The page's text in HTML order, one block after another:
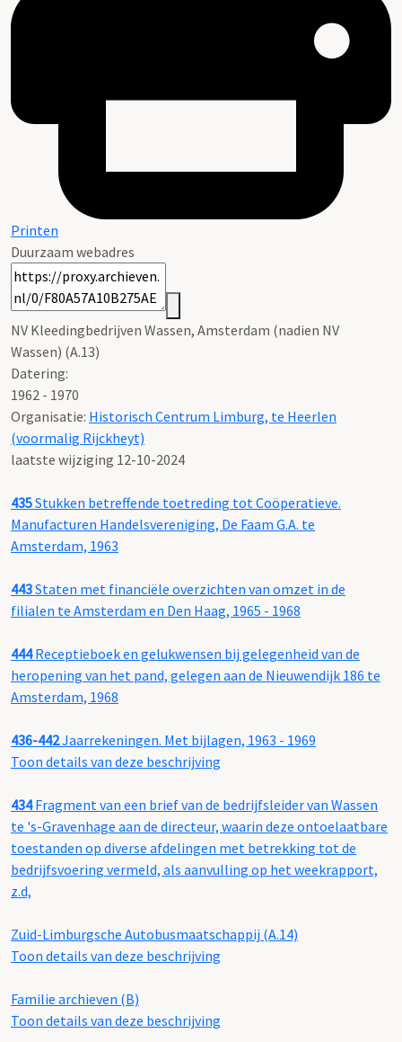
Printen
Duurzaam webadres
NV Kleedingbedrijven Wassen, Amsterdam (nadien NV
Wassen) (A.13)
Datering:
1962 - 1970
Organisatie: Historisch Centrum Limburg, te Heerlen
(voormalig Rijckheyt)
laatste wijziging 12-10-2024
435Stukken betreffende toetreding tot Coöperatieve.
Manufacturen Handelsvereniging, De Faam G.A. te
Amsterdam, 1963
443Staten met financiële overzichten van omzet in de
filialen te Amsterdam en Den Haag, 1965 - 1968
444Receptieboek en gelukwensen bij gelegenheid van de
heropening van het pand, gelegen aan de Nieuwendijk 186 te
Amsterdam, 1968
436-442Jaarrekeningen. Met bijlagen, 1963 - 1969
Toon details van deze beschrijving
434Fragment van een brief van de bedrijfsleider van Wassen
te 's-Gravenhage aan de directeur, waarin deze ontoelaatbare
toestanden op diverse afdelingen met betrekking tot de
bedrijfsvoering vermeld, als aanvulling op het weekrapport,
z.d,
Zuid-Limburgsche Autobusmaatschappij (A.14)
Toon details van deze beschrijving
Familie archieven (B)
Toon details van deze beschrijving